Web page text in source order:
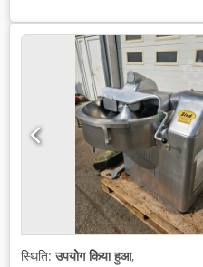
स्थिति:उपयोग किया हुआ,